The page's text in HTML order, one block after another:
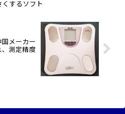
くするソフト
メーカー
測定精度